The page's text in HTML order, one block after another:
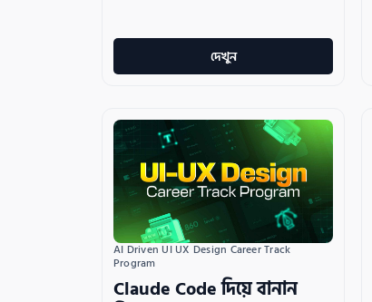
দেখুন
AI Driven UI UX Design Career Track
Program
Claude Code দিয়ে বানান